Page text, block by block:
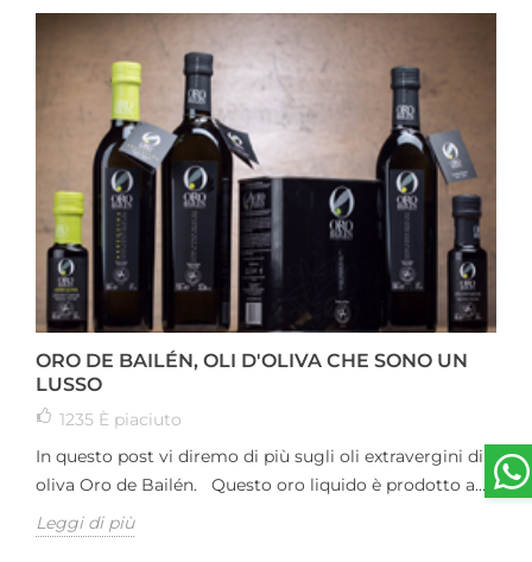
ORO DE BAILÉN, OLI D'OLIVA CHE SONO UN
LUSSO
1235 È piaciuto
In questo post vi diremo di più sugli oli extravergini di
oliva Oro de Bailén. Questo oro liquido è prodotto a...
Leggi di più